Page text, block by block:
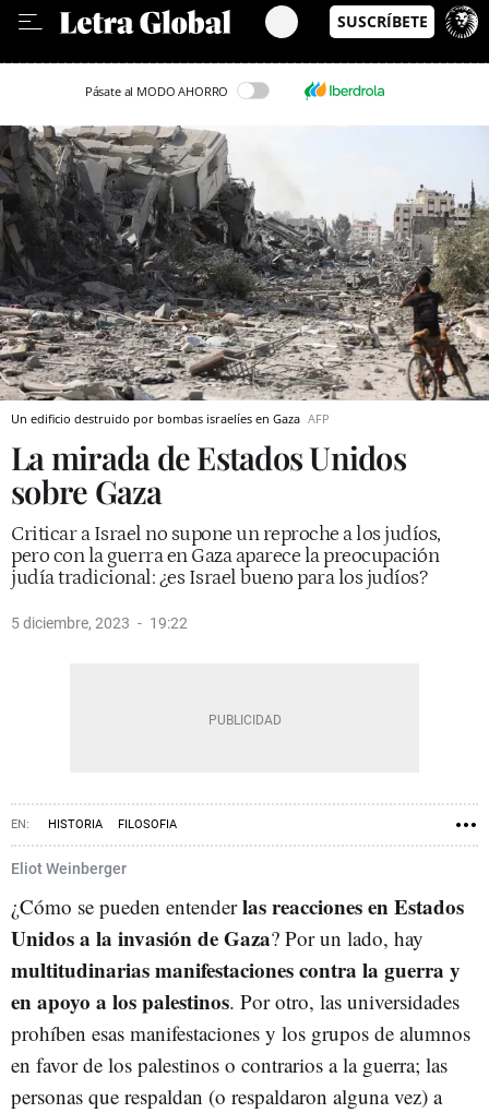
Pásate al MODO AHORRO
Un edificio destruido por bombas israelíes en Gaza AFP
La mirada de Estados Unidos
sobre Gaza
Criticar a Israel no supone un reproche a los judíos,
pero con la guerra en Gaza aparece la preocupación
judía tradicional: ¿es Israel bueno para los judíos?
5 diciembre, 2023 19:22
HISTORIA FILOSOFIA
Eliot Weinberger
¿Cómo se pueden entenderlas reacciones en Estados
Unidos a la invasión de Gaza? Por un lado, hay
multitudinarias manifestaciones contra la guerra y
en apoyo a los palestinos. Por otro, las universidades
prohíben esas manifestaciones y los grupos de alumnos
en favor de los palestinos o contrarios a la guerra; las
personas que respaldan (o respaldaron alguna vez) a